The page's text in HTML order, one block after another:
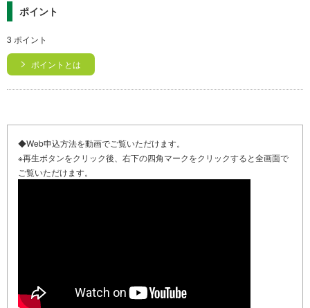
ポイント
3 ポイント
ポイントとは
◆Web申込方法を動画でご覧いただけます。
※再生ボタンをクリック後、右下の四角マークをクリックすると全画面で
ご覧いただけます。